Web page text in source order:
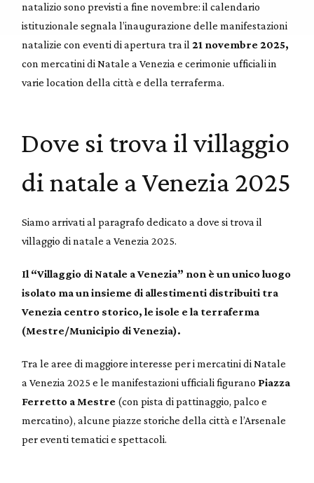
natalizio sono previsti a fine novembre: il calendario
istituzionale segnala l’inaugurazione delle manifestazioni
natalizie con eventi di apertura tra il21 novembre 2025,
con mercatini di Natale a Venezia e cerimonie ufficiali in
varie location della città e della terraferma.
Dove si trova il villaggio
di natale a Venezia 2025
Siamo arrivati al paragrafo dedicato a dove si trova il
villaggio di natale a Venezia 2025.
Il “Villaggio di Natale a Venezia” non è un unico luogo
isolato ma un insieme di allestimenti distribuiti tra
Venezia centro storico, le isole e la terraferma
(Mestre/Municipio di Venezia).
Tra le aree di maggiore interesse per i mercatini di Natale
a Venezia 2025 e le manifestazioni ufficiali figurano Piazza
Ferretto a Mestre (con pista di pattinaggio, palco e
mercatino), alcune piazze storiche della città e l’Arsenale
per eventi tematici e spettacoli.